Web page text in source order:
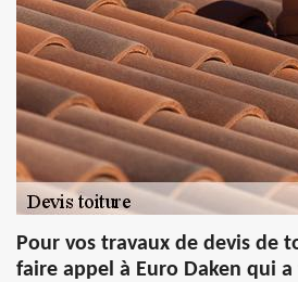
Pour vos travaux de devis de
faire appel à Euro Daken qui